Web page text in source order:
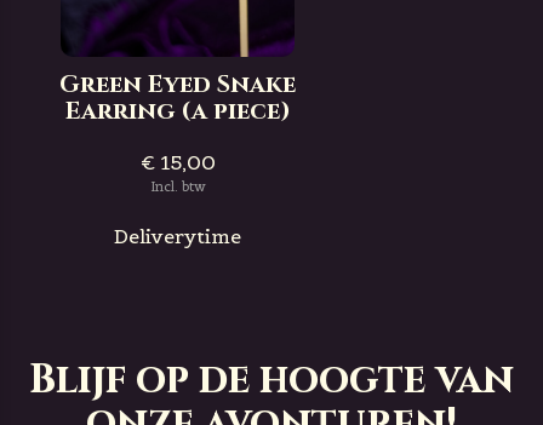
Green Eyed Snake
Earring (a piece)
€ 15,00
Incl. btw
Deliverytime
Blijf op de hoogte van